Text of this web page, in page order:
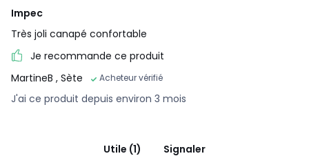
Impec
Très joli canapé confortable
Je recommande ce produit
MartineB , Sète Acheteur vérifié
J'ai ce produit depuis environ 3 mois
Utile (1) Signaler